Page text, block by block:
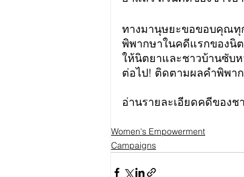
ทางมานุษยะขอขอบคุณทุ
พิพากษาในคดีแรกของนิ
ให้นิตยาและชาวบ้านซับ
ต่อไป! ติดตามผลคำพิพา
อ่านรายละเอียดคดีของช
Women's Empowerment
Campaigns